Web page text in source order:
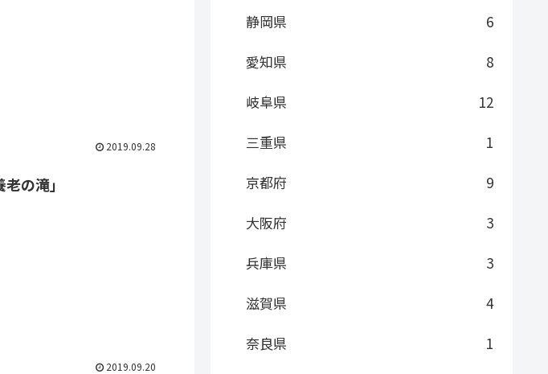
2019.09.28
の滝」
2019.09.20
静岡県
6
愛知県
8
岐阜県
12
三重県
1
京都府
9
大阪府
3
兵庫県
3
滋賀県
4
奈良県
1